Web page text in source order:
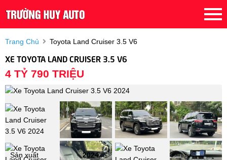
Trang Chủ Toyota Land Cruiser 3.5 V6
XE TOYOTA LAND CRUISER 3.5 V6
4 TỶ 790 TRIỆU
Sản xuất 2024